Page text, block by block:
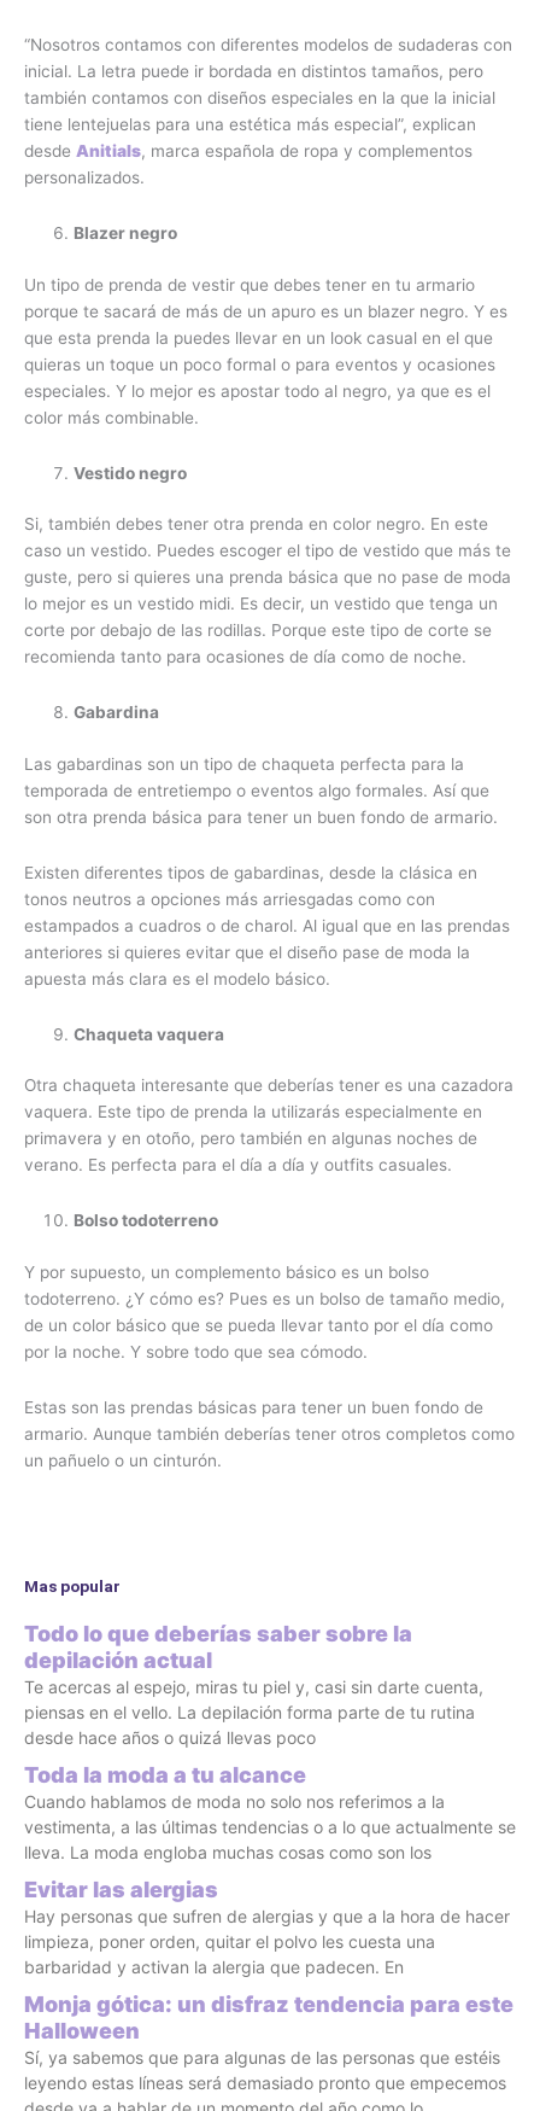
“Nosotros contamos con diferentes modelos de sudaderas con
inicial. La letra puede ir bordada en distintos tamaños, pero
también contamos con diseños especiales en la que la inicial
tiene lentejuelas para una estética más especial”, explican
desde Anitials, marca española de ropa y complementos
personalizados.
Blazer negro
Un tipo de prenda de vestir que debes tener en tu armario
porque te sacará de más de un apuro es un blazer negro. Y es
que esta prenda la puedes llevar en un look casual en el que
quieras un toque un poco formal o para eventos y ocasiones
especiales. Y lo mejor es apostar todo al negro, ya que es el
color más combinable.
Vestido negro
Si, también debes tener otra prenda en color negro. En este
caso un vestido. Puedes escoger el tipo de vestido que más te
guste, pero si quieres una prenda básica que no pase de moda
lo mejor es un vestido midi. Es decir, un vestido que tenga un
corte por debajo de las rodillas. Porque este tipo de corte se
recomienda tanto para ocasiones de día como de noche.
Gabardina
Las gabardinas son un tipo de chaqueta perfecta para la
temporada de entretiempo o eventos algo formales. Así que
son otra prenda básica para tener un buen fondo de armario.
Existen diferentes tipos de gabardinas, desde la clásica en
tonos neutros a opciones más arriesgadas como con
estampados a cuadros o de charol. Al igual que en las prendas
anteriores si quieres evitar que el diseño pase de moda la
apuesta más clara es el modelo básico.
Chaqueta vaquera
Otra chaqueta interesante que deberías tener es una cazadora
vaquera. Este tipo de prenda la utilizarás especialmente en
primavera y en otoño, pero también en algunas noches de
verano. Es perfecta para el día a día y outfits casuales.
Bolso todoterreno
Y por supuesto, un complemento básico es un bolso
todoterreno. ¿Y cómo es? Pues es un bolso de tamaño medio,
de un color básico que se pueda llevar tanto por el día como
por la noche. Y sobre todo que sea cómodo.
Estas son las prendas básicas para tener un buen fondo de
armario. Aunque también deberías tener otros completos como
un pañuelo o un cinturón.
Mas popular
Todo lo que deberías saber sobre la
depilación actual
Te acercas al espejo, miras tu piel y, casi sin darte cuenta,
piensas en el vello. La depilación forma parte de tu rutina
desde hace años o quizá llevas poco
Toda la moda a tu alcance
Cuando hablamos de moda no solo nos referimos a la
vestimenta, a las últimas tendencias o a lo que actualmente se
lleva. La moda engloba muchas cosas como son los
Evitar las alergias
Hay personas que sufren de alergias y que a la hora de hacer
limpieza, poner orden, quitar el polvo les cuesta una
barbaridad y activan la alergia que padecen. En
Monja gótica: un disfraz tendencia para este
Halloween
Sí, ya sabemos que para algunas de las personas que estéis
leyendo estas líneas será demasiado pronto que empecemos